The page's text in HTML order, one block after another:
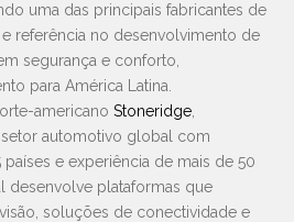
uma das principais fabricantes de
referência no desenvolvimento de
segurança e conforto,
para América Latina.
americano Stoneridge
automotivo global com
e experiência de mais de 50
desenvolve plataformas que
soluções de conectividade e